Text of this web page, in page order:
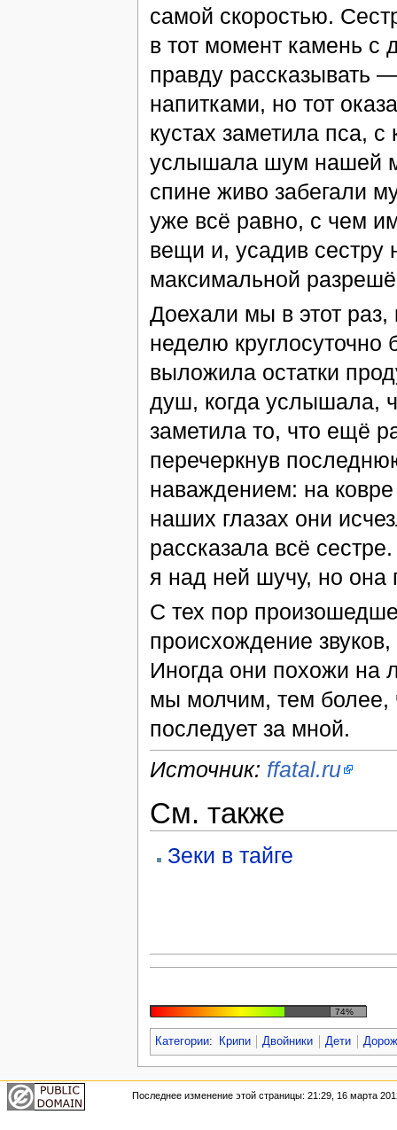
самой скоростью.
в тот момент камень с
правду рассказывать
напитками, но тот
кустах заметила пса,
услышала шум нашей
спине живо забегали
уже всё равно, с чем
вещи и, усадив сестру
максимальной
Доехали мы в этот раз,
неделю круглосуточно
выложила остатки
душ, когда услышала,
заметила то, что ещё
перечеркнув
наваждением: на
наших глазах они
рассказала всё
я над ней шучу, но она
С тех пор
происхождение
Иногда они похожи на
мы молчим, тем более,
последует за мной.
Источник: ffatal.ru
См. также
Зеки в тайге
74%
Категории: Крипи Двойники Дети
Последнее изменение этой страницы: 21:29, 16 марта